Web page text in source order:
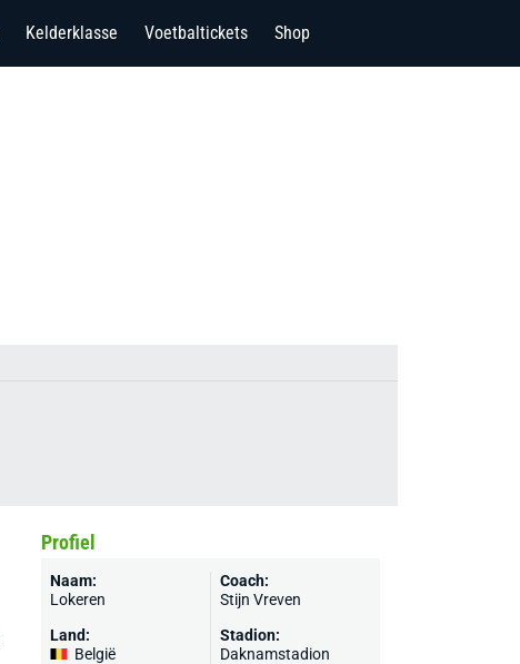
Kelderklasse Voetbaltickets Shop
Profiel
Naam:
Lokeren
Land:
België
Coach:
Stijn Vreven
Stadion:
Daknamstadion